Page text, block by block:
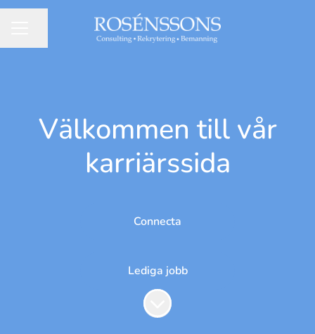
Välkommen till vår
karriärssida
Connecta
Lediga jobb
Skrolla för mer innehåll